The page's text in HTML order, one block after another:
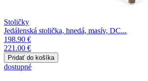
Stoličky
Jedálenská stolička, hnedá, masív, DC...
198.90 €
221.00 €
dostupné